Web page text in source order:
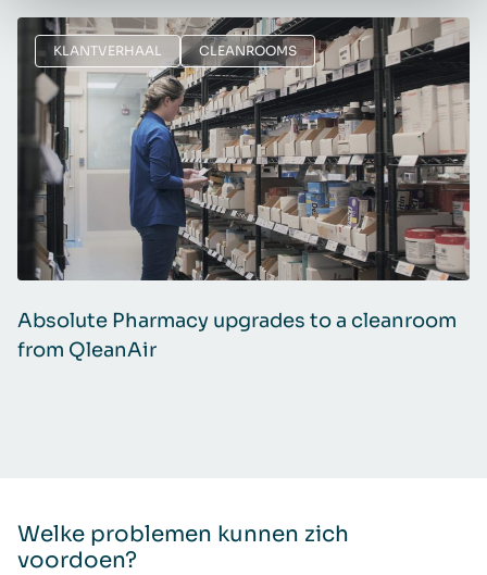
KLANTVERHAAL CLEANROOMS
Absolute Pharmacy upgrades to a cleanroom
from QleanAir
Welke problemen kunnen zich
voordoen?